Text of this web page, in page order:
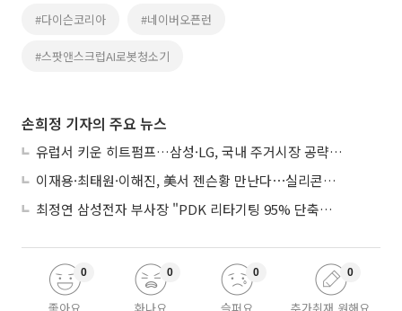
#다이슨코리아 #네이버오픈런
#스팟앤스크럽AI로봇청소기
손희정 기자의 주요 뉴스
유럽서 키운 히트펌프…삼성·LG, 국내 주거시장 공략 ‘속도’
이재용·최태원·이해진, 美서 젠슨황 만난다⋯실리콘밸리 집결하는 AI리더
최정연 삼성전자 부사장 "PDK 리타기팅 95% 단축…에이전트 AI 시범 활용"
0 0 0 0